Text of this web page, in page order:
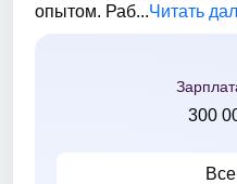
опытом. Раб...Читать
300